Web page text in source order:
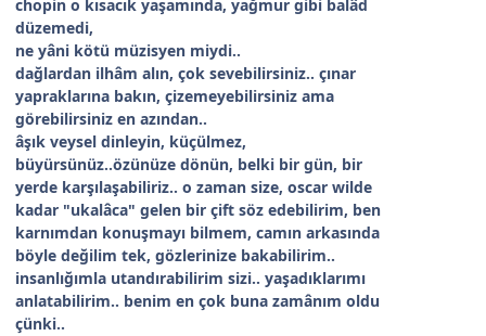
chopin o kısacık yaşamında, yağmur gibi balâd
düzemedi,
ne yâni kötü müzisyen miydi..
dağlardan ilhâm alın, çok sevebilirsiniz.. çınar
yapraklarına bakın, çizemeyebilirsiniz ama
görebilirsiniz en azından..
âşık veysel dinleyin, küçülmez,
büyürsünüz..özünüze dönün, belki bir gün, bir
yerde karşılaşabiliriz.. o zaman size, oscar wilde
kadar "ukalâca" gelen bir çift söz edebilirim, ben
karnımdan konuşmayı bilmem, camın arkasında
böyle değilim tek, gözlerinize bakabilirim..
insanlığımla utandırabilirim sizi.. yaşadıklarımı
anlatabilirim.. benim en çok buna zamânım oldu
çünki..